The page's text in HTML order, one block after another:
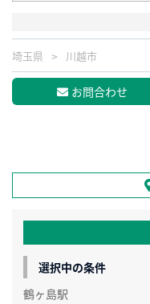
埼玉県 川越市
お問合わせ
選択中の条件
鶴ヶ島駅